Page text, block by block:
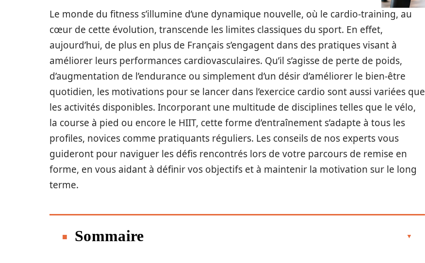
Le monde du fitness s’illumine d’une dynamique nouvelle, où le cardio-training, au
cœur de cette évolution, transcende les limites classiques du sport. En effet,
aujourd’hui, de plus en plus de Français s’engagent dans des pratiques visant à
améliorer leurs performances cardiovasculaires. Qu’il s’agisse de perte de poids,
d’augmentation de l’endurance ou simplement d’un désir d’améliorer le bien-être
quotidien, les motivations pour se lancer dans l’exercice cardio sont aussi variées que
les activités disponibles. Incorporant une multitude de disciplines telles que le vélo,
la course à pied ou encore le HIIT, cette forme d’entraînement s’adapte à tous les
profiles, novices comme pratiquants réguliers. Les conseils de nos experts vous
guideront pour naviguer les défis rencontrés lors de votre parcours de remise en
forme, en vous aidant à définir vos objectifs et à maintenir la motivation sur le long
terme.
Sommaire